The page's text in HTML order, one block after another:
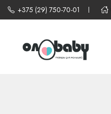
+375 (29) 750-70-01